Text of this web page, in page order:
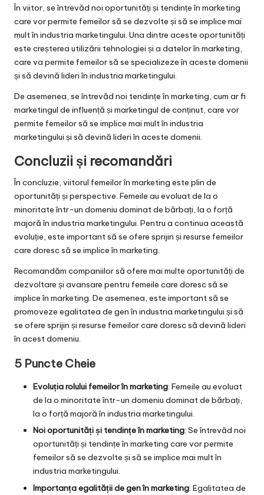
În viitor, se întrevăd noi oportunități și tendințe în marketing
care vor permite femeilor să se dezvolte și să se implice mai
mult în industria marketingului. Una dintre aceste oportunități
este creșterea utilizării tehnologiei și a datelor în marketing,
care va permite femeilor să se specializeze în aceste domenii
și să devină lideri în industria marketingului.
De asemenea, se întrevăd noi tendințe în marketing, cum ar fi
marketingul de influență și marketingul de conținut, care vor
permite femeilor să se implice mai mult în industria
marketingului și să devină lideri în aceste domenii.
Concluzii și recomandări
În concluzie, viitorul femeilor în marketing este plin de
oportunități și perspective. Femeile au evoluat de la o
minoritate într-un domeniu dominat de bărbați, la o forță
majoră în industria marketingului. Pentru a continua această
evoluție, este important să se ofere sprijin și resurse femeilor
care doresc să se implice în marketing.
Recomandăm companiilor să ofere mai multe oportunități de
dezvoltare și avansare pentru femeile care doresc să se
implice în marketing. De asemenea, este important să se
promoveze egalitatea de gen în industria marketingului și să
se ofere sprijin și resurse femeilor care doresc să devină lideri
în acest domeniu.
5 Puncte Cheie
Evoluția rolului femeilor în marketing: Femeile au evoluat
de la o minoritate într-un domeniu dominat de bărbați,
la o forță majoră în industria marketingului.
Noi oportunități și tendințe în marketing: Se întrevăd noi
oportunități și tendințe în marketing care vor permite
femeilor să se dezvolte și să se implice mai mult în
industria marketingului.
Importanța egalității de gen în marketing: Egalitatea de